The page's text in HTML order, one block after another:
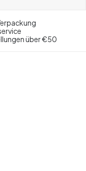
über €50